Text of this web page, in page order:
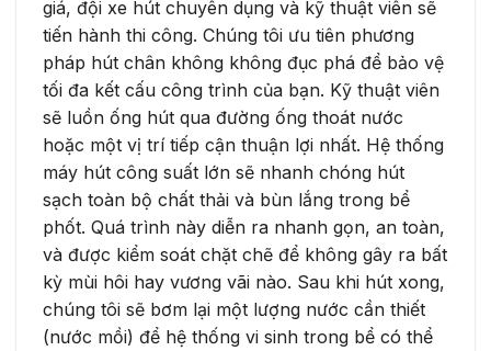
giá, đội xe hút chuyên dụng và kỹ thuật viên sẽ
tiến hành thi công. Chúng tôi ưu tiên phương
pháp hút chân không không đục phá để bảo vệ
tối đa kết cấu công trình của bạn. Kỹ thuật viên
sẽ luồn ống hút qua đường ống thoát nước
hoặc một vị trí tiếp cận thuận lợi nhất. Hệ thống
máy hút công suất lớn sẽ nhanh chóng hút
sạch toàn bộ chất thải và bùn lắng trong bể
phốt. Quá trình này diễn ra nhanh gọn, an toàn,
và được kiểm soát chặt chẽ để không gây ra bất
kỳ mùi hôi hay vương vãi nào. Sau khi hút xong,
chúng tôi sẽ bơm lại một lượng nước cần thiết
(nước mồi) để hệ thống vi sinh trong bể có thể